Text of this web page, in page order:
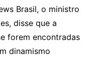
Brasil, o ministro
disse que a
forem encontradas
dinamismo